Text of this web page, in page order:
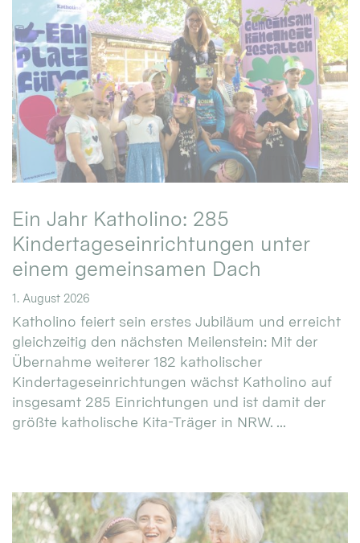
Ein Jahr Katholino: 285
Kindertageseinrichtungen unter
einem gemeinsamen Dach
1. August 2026
Katholino feiert sein erstes Jubiläum und erreicht
gleichzeitig den nächsten Meilenstein: Mit der
Übernahme weiterer 182 katholischer
Kindertageseinrichtungen wächst Katholino auf
insgesamt 285 Einrichtungen und ist damit der
größte katholische Kita-Träger in NRW. ...